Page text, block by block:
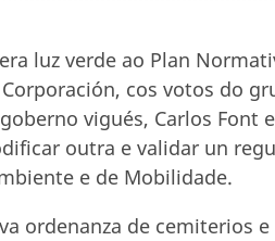
luz verde ao Plan
cos votos do
vigués, Carlos Font
outra e validar un
e de Mobilidade.
ordenanza de cemiterios